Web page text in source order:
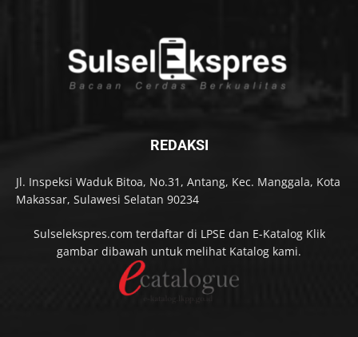
REDAKSI
Jl. Inspeksi Waduk Bitoa, No.31, Antang, Kec. Manggala, Kota
Makassar, Sulawesi Selatan 90234
Sulselekspres.com terdaftar di LPSE dan E-Katalog Klik
gambar dibawah untuk melihat Katalog kami.